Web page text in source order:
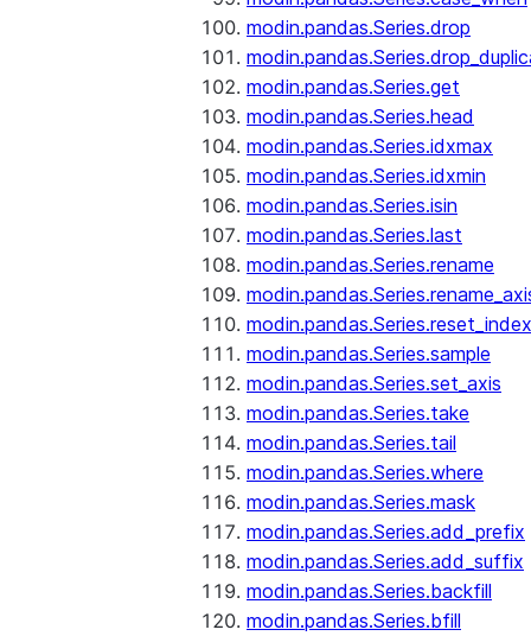
modin.pandas.Series.drop
modin.pandas.Series.get
modin.pandas.Series.head
modin.pandas.Series.idxmax
modin.pandas.Series.idxmin
modin.pandas.Series.isin
modin.pandas.Series.last
modin.pandas.Series.rename
modin.pandas.Series.reset_index
modin.pandas.Series.sample
modin.pandas.Series.set_axis
modin.pandas.Series.take
modin.pandas.Series.tail
modin.pandas.Series.where
modin.pandas.Series.mask
modin.pandas.Series.add_prefix
modin.pandas.Series.add_suffix
modin.pandas.Series.backfill
modin.pandas.Series.bfill